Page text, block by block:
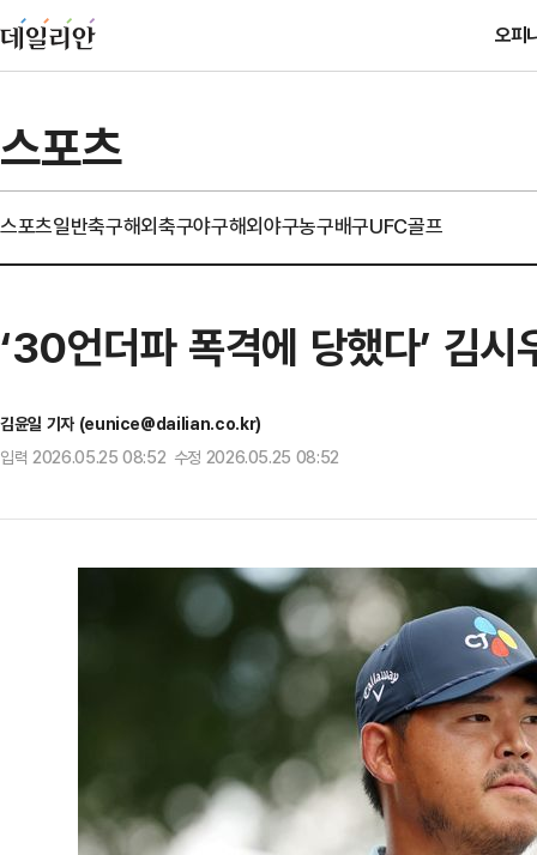
오피
스포츠
스포츠일반축구해외축구야구해외야구농구배구UFC골프
‘30언더파 폭격에 당했다’ 김
김윤일 기자 (eunice@dailian.co.kr)
입력 2026.05.25 08:52 수정 2026.05.25 08:52